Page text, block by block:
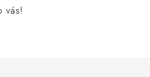
vás!